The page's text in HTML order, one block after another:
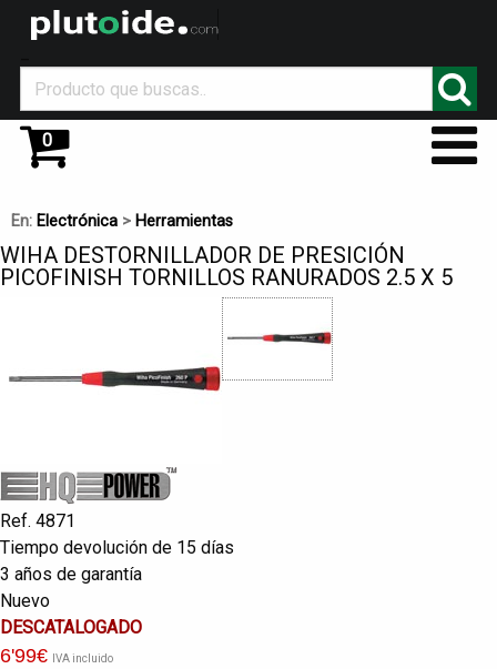
0
En: Electrónica > Herramientas
WIHA DESTORNILLADOR DE PRESICIÓN
PICOFINISH TORNILLOS RANURADOS 2.5 X 5
Ref. 4871
Tiempo devolución de 15 días
3 años de garantía
Nuevo
DESCATALOGADO
6'99€ IVA incluido